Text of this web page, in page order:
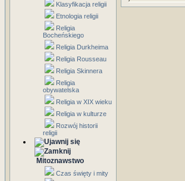
Klasyfikacja religii
Etnologia religii
Religia
Bocheńskiego
Religia Durkheima
Religia Rousseau
Religia Skinnera
Religia
obywatelska
Religia w XIX wieku
Religia w kulturze
Rozwój historii
religii
Mitoznawstwo
Czas święty i mity